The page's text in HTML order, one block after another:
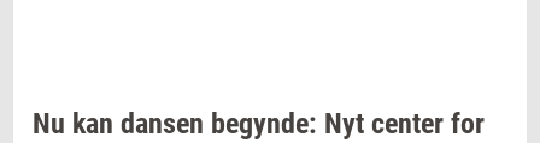
Nu kan dan­sen be­gyn­de: Nyt cen­ter for